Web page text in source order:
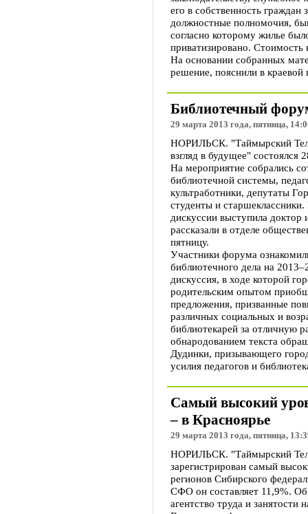
его в собственность
должностные полномочия,
согласно которому жилье
приватизировано. Стоимость
На основании собранных
решение, пояснили в краевой
Библиотечный
29 марта 2013 года, пятница,
НОРИЛЬСК. "Таймырский
взгляд в будущее" состоялся
На мероприятие собрались
библиотечной системы,
культработники, депутаты
студенты и
дискуссии выступила доктор
рассказали в отделе
пятницу.
Участники форума
библиотечного дела на
дискуссия, в ходе которой
родительским опытом
предложения, призванные
различных социальных и
библиотекарей за отличную
обнародованием текста
Дудинки, призывающего
усилия педагогов и
Самый высокий
– в Красноярье
29 марта 2013 года, пятница,
НОРИЛЬСК. "Таймырский
зарегистрирован самый
регионов Сибирского
СФО он составляет 11,9%.
агентство труда и занятости